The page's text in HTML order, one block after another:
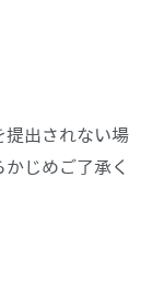
出されない場
じめご了承く